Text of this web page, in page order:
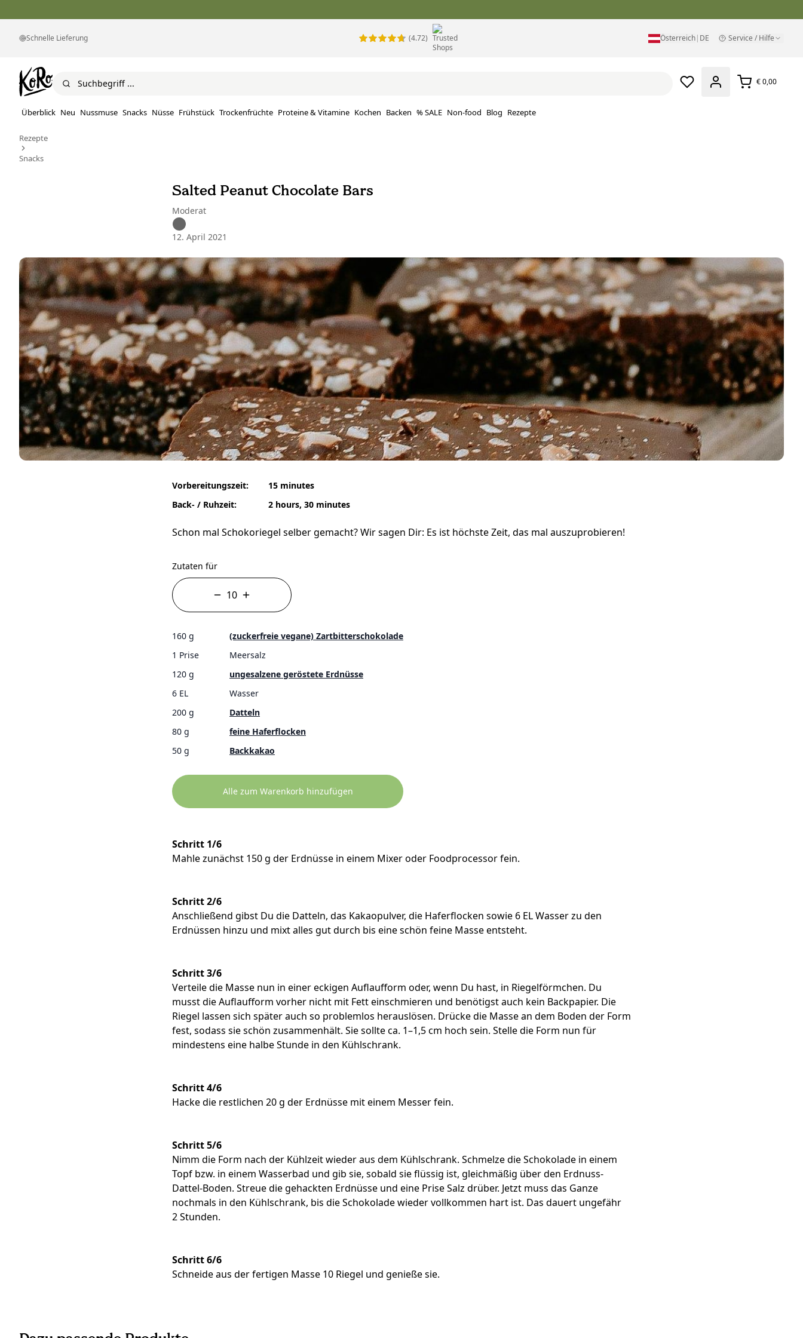
Schnelle Lieferung (4.72) Österreich| DE Service / Hilfe
€ 0,00
Überblick Neu Nussmuse Snacks Nüsse Frühstück Trockenfrüchte Proteine ​​& Vitamine Kochen Backen % SALE Non-food Blog Rezepte
Rezepte
Snacks
Salted Peanut Chocolate Bars
Moderat
12. April 2021
Vorbereitungszeit:
Back- / Ruhzeit:
15 minutes
2 hours, 30 minutes
Schon mal Schokoriegel selber gemacht? Wir sagen Dir: Es ist höchste Zeit, das mal auszuprobieren!
Zutaten für
160 g
(zuckerfreie vegane) Zartbitterschokolade
1 Prise
Meersalz
120 g
ungesalzene geröstete Erdnüsse
6 EL
Wasser
200 g
Datteln
80 g
feine Haferflocken
50 g
Backkakao
Alle zum Warenkorb hinzufügen
Schritt 1/6
Mahle zunächst 150 g der Erdnüsse in einem Mixer oder Foodprocessor fein.
Schritt 2/6
Anschließend gibst Du die Datteln, das Kakaopulver, die Haferflocken sowie 6 EL Wasser zu den
Erdnüssen hinzu und mixt alles gut durch bis eine schön feine Masse entsteht.
Schritt 3/6
Verteile die Masse nun in einer eckigen Auflaufform oder, wenn Du hast, in Riegelförmchen. Du
musst die Auflaufform vorher nicht mit Fett einschmieren und benötigst auch kein Backpapier. Die
Riegel lassen sich später auch so problemlos herauslösen. Drücke die Masse an dem Boden der Form
fest, sodass sie schön zusammenhält. Sie sollte ca. 1–1,5 cm hoch sein. Stelle die Form nun für
mindestens eine halbe Stunde in den Kühlschrank.
Schritt 4/6
Hacke die restlichen 20 g der Erdnüsse mit einem Messer fein.
Schritt 5/6
Nimm die Form nach der Kühlzeit wieder aus dem Kühlschrank. Schmelze die Schokolade in einem
Topf bzw. in einem Wasserbad und gib sie, sobald sie flüssig ist, gleichmäßig über den Erdnuss-
Dattel-Boden. Streue die gehackten Erdnüsse und eine Prise Salz drüber. Jetzt muss das Ganze
nochmals in den Kühlschrank, bis die Schokolade wieder vollkommen hart ist. Das dauert ungefähr
2 Stunden.
Schritt 6/6
Schneide aus der fertigen Masse 10 Riegel und genieße sie.